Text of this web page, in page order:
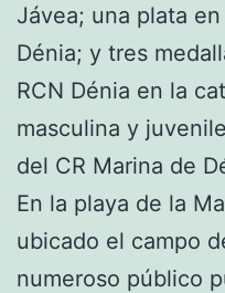
Jávea; una plata
Dénia; y tres
RCN Dénia en la
masculina y
del CR Marina de
En la playa de la
ubicado el campo
numeroso público